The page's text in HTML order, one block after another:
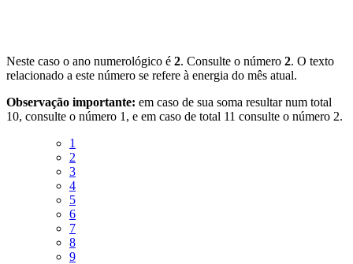
Neste caso o ano numerológico é 2. Consulte o número 2. O texto
relacionado a este número se refere à energia do mês atual.
Observação importante: em caso de sua soma resultar num total
10, consulte o número 1, e em caso de total 11 consulte o número 2.
1
2
3
4
5
6
7
8
9